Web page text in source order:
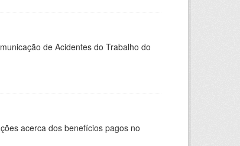
de Acidentes do Trabalho do
acerca dos benefícios pagos no